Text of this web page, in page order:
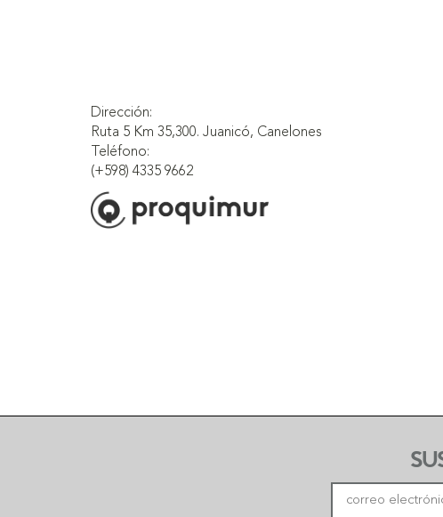
Dirección:
Ruta 5 Km 35,300. Juanicó, Canelones
Teléfono:
(+598) 4335 9662